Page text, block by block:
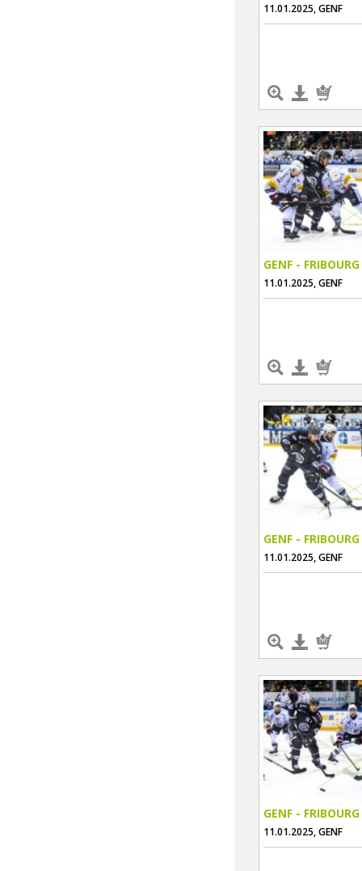
11.01.2025, GENF
GENF - FRIBOURG
11.01.2025, GENF
GENF - FRIBOURG
11.01.2025, GENF
GENF - FRIBOURG
11.01.2025, GENF